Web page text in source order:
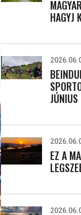
HAGYJ
JÚNIUS
EZ A